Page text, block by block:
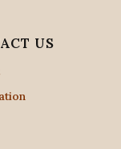
US